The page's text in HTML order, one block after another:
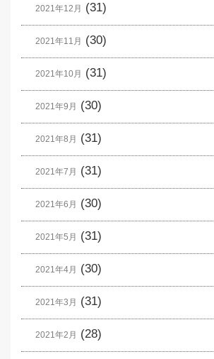
2021年12月 (31)
2021年11月 (30)
2021年10月 (31)
2021年9月 (30)
2021年8月 (31)
2021年7月 (31)
2021年6月 (30)
2021年5月 (31)
2021年4月 (30)
2021年3月 (31)
2021年2月 (28)